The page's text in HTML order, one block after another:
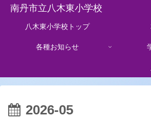
南丹市立八木東小学校
八木東小学校トップ
各種お知らせ
2026-05